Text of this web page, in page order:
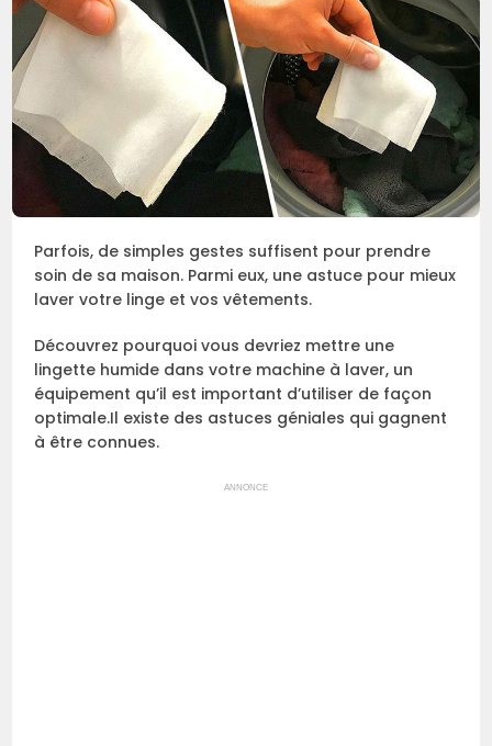
Parfois, de simples gestes suffisent pour prendre
soin de sa maison. Parmi eux, une astuce pour mieux
laver votre linge et vos vêtements.
Découvrez pourquoi vous devriez mettre une
lingette humide dans votre machine à laver, un
équipement qu’il est important d’utiliser de façon
optimale.Il existe des astuces géniales qui gagnent
à être connues.
ANNONCE